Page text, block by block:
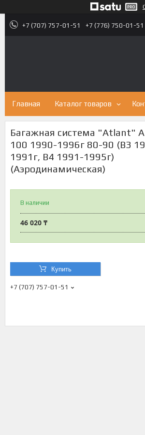
+7 (707) 757-01-51 +7 (776) 750-01-51
Главная Каталог товаров
Багажная система "Atlant"
100 1990-1996г 80-90 (B3
1991г, B4 1991-1995г)
(Аэродинамическая)
В наличии
46 020 ₸
Купить
+7 (707) 757-01-51